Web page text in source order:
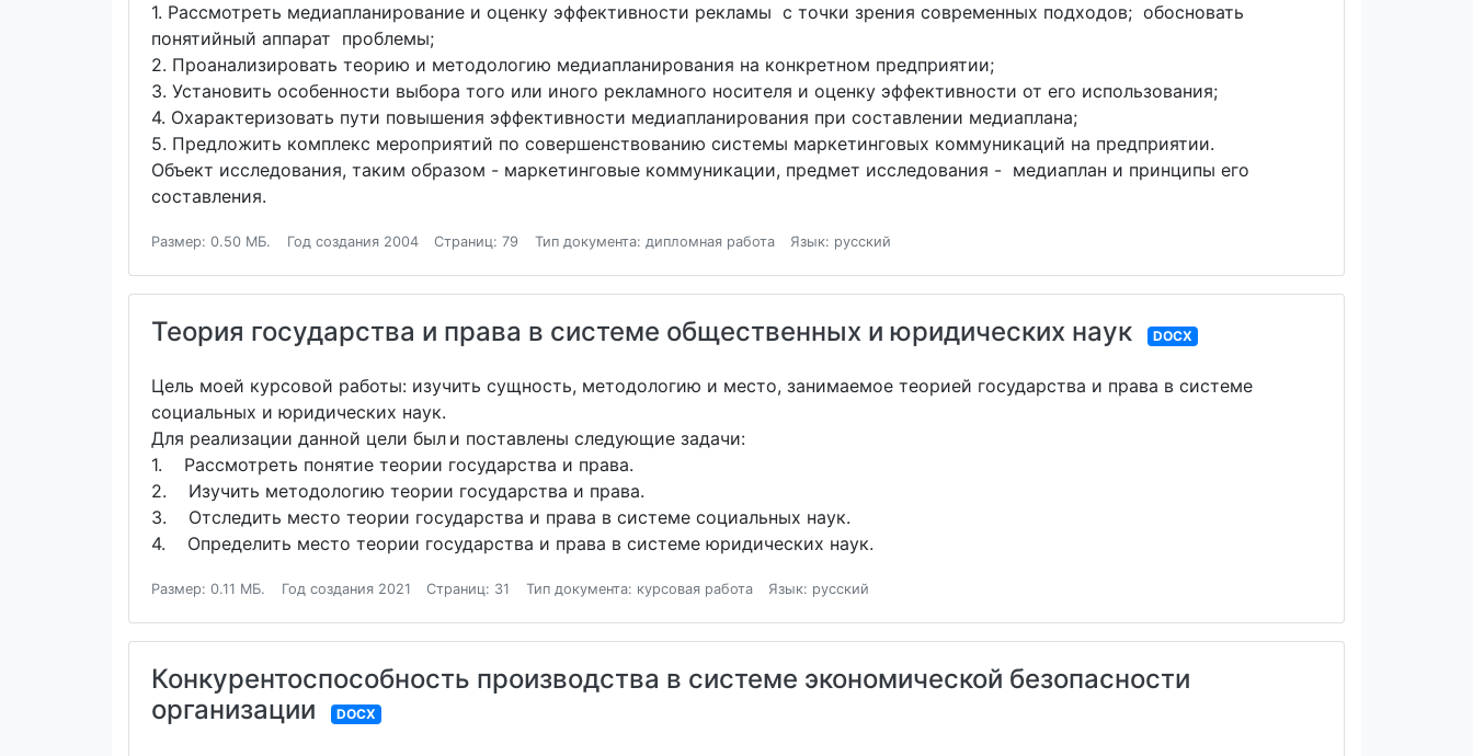
1. Рассмотреть медиапланирование и оценку эффективности рекламы с точки зрения современных подходов; обосновать
понятийный аппарат проблемы;
2. Проанализировать теорию и методологию медиапланирования на конкретном предприятии;
3. Установить особенности выбора того или иного рекламного носителя и оценку эффективности от его использования;
4. Охарактеризовать пути повышения эффективности медиапланирования при составлении медиаплана;
5. Предложить комплекс мероприятий по совершенствованию системы маркетинговых коммуникаций на предприятии.
Объект исследования, таким образом - маркетинговые коммуникации, предмет исследования - медиаплан и принципы его
составления.
Размер: 0.50 МБ. Год создания 2004 Страниц: 79 Тип документа: дипломная работа Язык: русский
Теория государства и права в системе общественных и юридических наук DOCX
Цель моей курсовой работы: изучить сущность, методологию и место, занимаемое теорией государства и права в системе
социальных и юридических наук.
Для реализации данной цели был и поставлены следующие задачи:
1. Рассмотреть понятие теории государства и права.
2. Изучить методологию теории государства и права.
3. Отследить место теории государства и права в системе социальных наук.
4. Определить место теории государства и права в системе юридических наук.
Размер: 0.11 МБ. Год создания 2021 Страниц: 31 Тип документа: курсовая работа Язык: русский
Конкурентоспособность производства в системе экономической безопасности
организации
DOCX